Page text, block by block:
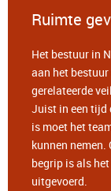
Ruimte
Het bestuur in
aan het
gerelateerde
Juist in een tijd
is moet het
kunnen
begrip is als
uitgevoerd.